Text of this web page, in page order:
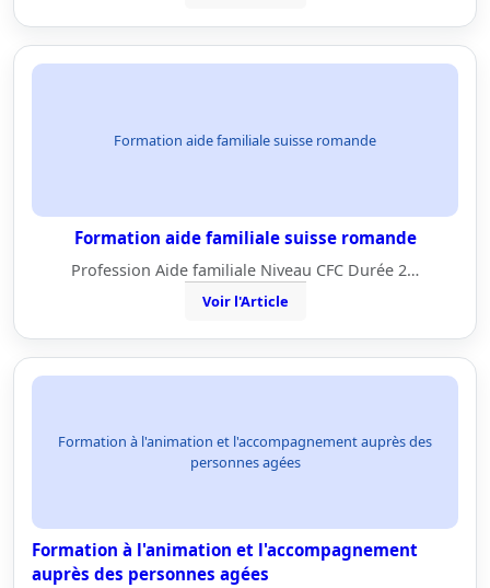
Formation aide familiale suisse romande
Formation aide familiale suisse romande
Profession Aide familiale Niveau CFC Durée 2…
Voir l'Article
Formation à l'animation et l'accompagnement auprès des
personnes agées
Formation à l'animation et l'accompagnement
auprès des personnes agées